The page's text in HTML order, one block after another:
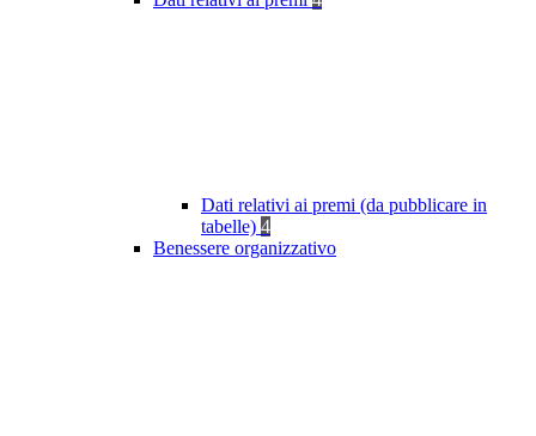
Dati relativi ai premi (da pubblicare in
tabelle) 4
Benessere organizzativo